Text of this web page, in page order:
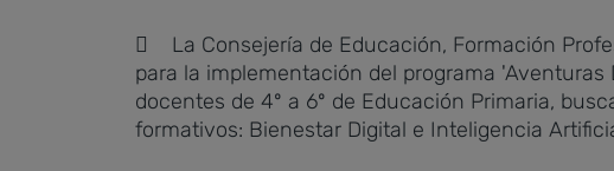
 La Consejería de Educación, Formación
para la implementación del programa
docentes de 4º a 6º de Educación Primaria,
formativos: Bienestar Digital e Inteligencia